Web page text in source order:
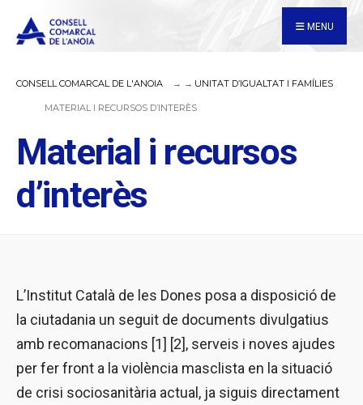
MENU
CONSELL COMARCAL DE L'ANOIA UNITAT D’IGUALTAT I FAMÍLIES
MATERIAL I RECURSOS D’INTERÈS
Material i recursos
d’interès
L’Institut Català de les Dones posa a disposició de
la ciutadania un seguit de documents divulgatius
amb recomanacions [1] [2], serveis i noves ajudes
per fer front a la violència masclista en la situació
de crisi sociosanitària actual, ja siguis directament